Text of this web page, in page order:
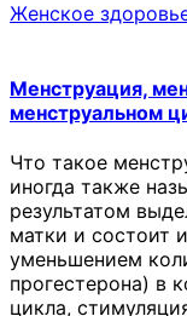
Женское
Менструация,
менструальном
Что такое
иногда также
результатом
матки и состоит
уменьшением
прогестерона) в
цикла,